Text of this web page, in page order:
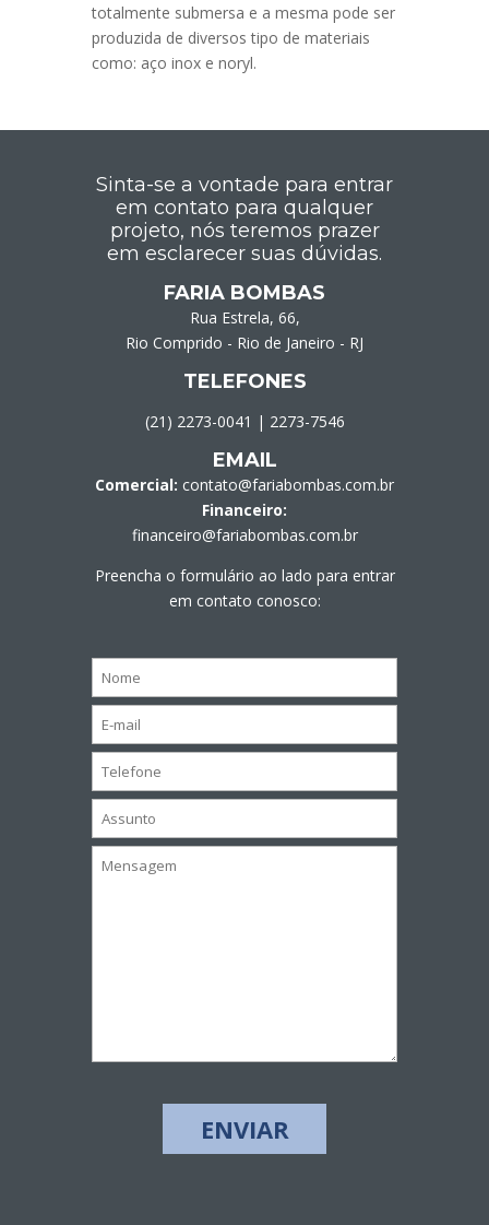
totalmente submersa e a mesma pode ser
produzida de diversos tipo de materiais
como: aço inox e noryl.
Sinta-se a vontade para entrar
em contato para qualquer
projeto, nós teremos prazer
em esclarecer suas dúvidas.
FARIA BOMBAS
Rua Estrela, 66,
Rio Comprido - Rio de Janeiro - RJ
TELEFONES
(21) 2273-0041 | 2273-7546
EMAIL
Comercial: contato@fariabombas.com.br
Financeiro:
financeiro@fariabombas.com.br
Preencha o formulário ao lado para entrar
em contato conosco: